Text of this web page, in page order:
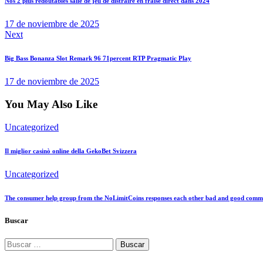
17 de noviembre de 2025
Next
Big Bass Bonanza Slot Remark 96 71percent RTP Pragmatic Play
17 de noviembre de 2025
You May Also Like
Uncategorized
Il miglior casinò online della GekoBet Svizzera
Uncategorized
The consumer help group from the NoLimitCoins responses each other bad and good
Buscar
Buscar: